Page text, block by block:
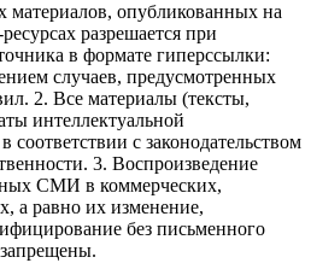
материалов, опубликованных на
разрешается при
в формате гиперссылки:
случаев, предусмотренных
2. Все материалы (тексты,
интеллектуальной
соответствии с законодательством
3. Воспроизведение
СМИ в коммерческих,
а равно их изменение,
без письменного
запрещены.